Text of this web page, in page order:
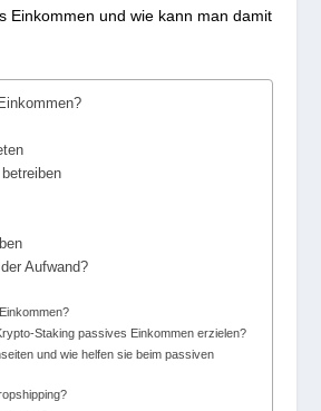
Einkommen und wie kann man damit
Aufwand?
Staking passives Einkommen erzielen?
und wie helfen sie beim passiven